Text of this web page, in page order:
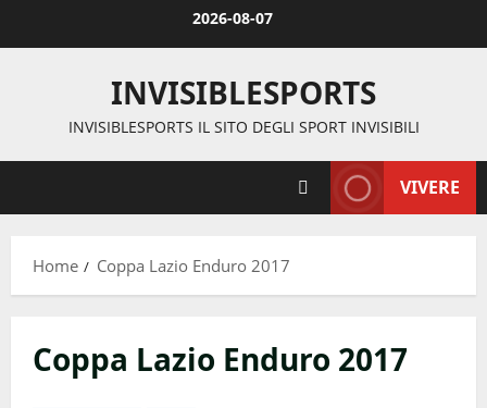
2026-08-07
INVISIBLESPORTS
INVISIBLESPORTS IL SITO DEGLI SPORT INVISIBILI
VIVERE
Home Coppa Lazio Enduro 2017
Coppa Lazio Enduro 2017